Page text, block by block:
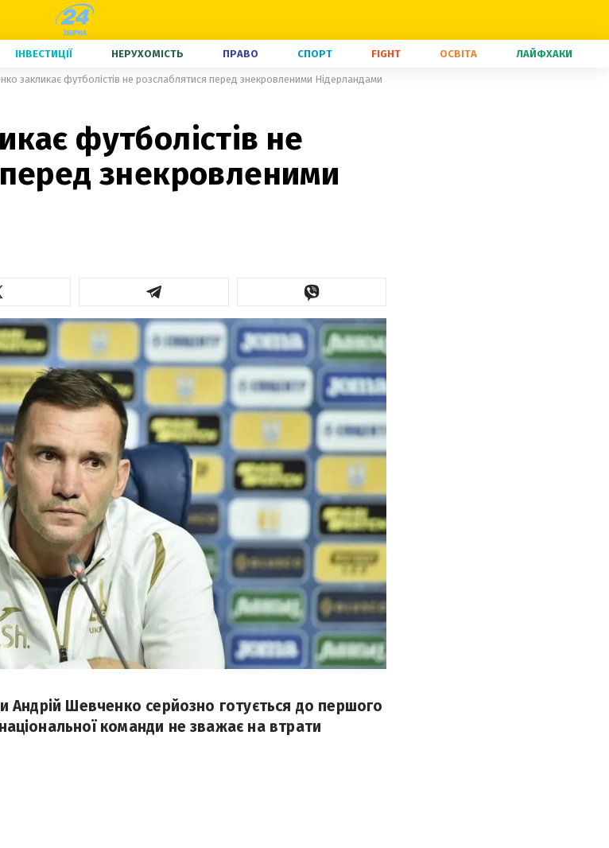
ІНВЕСТИЦІЇ НЕРУХОМІСТЬ ПРАВО СПОРТ FIGHT ОСВІТА ЛАЙФХАКИ
закликає футболістів не розслаблятися перед знекровленими Нідерландами
футболістів не
знекровленими
Андрій Шевченко серйозно готується до першого
команди не зважає на втрати